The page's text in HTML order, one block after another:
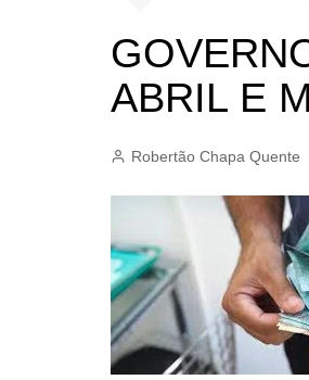
ABRIL E
Robertão Chapa Quente